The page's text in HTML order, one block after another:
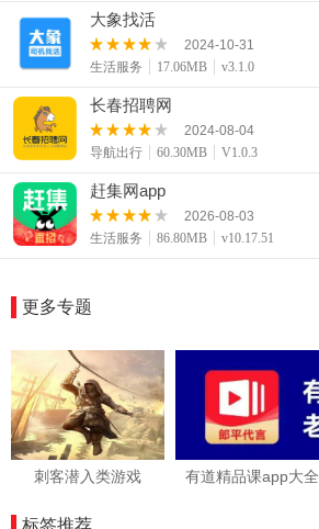
大象找活
2024-10-31
生活服务
17.06MB v3.1.0
长春招聘网
2024-08-04
导航出行
60.30MB V1.0.3
赶集网app
2026-08-03
生活服务
86.80MB v10.17.51
更多专题
刺客潜入类游戏 有道精品课app大全